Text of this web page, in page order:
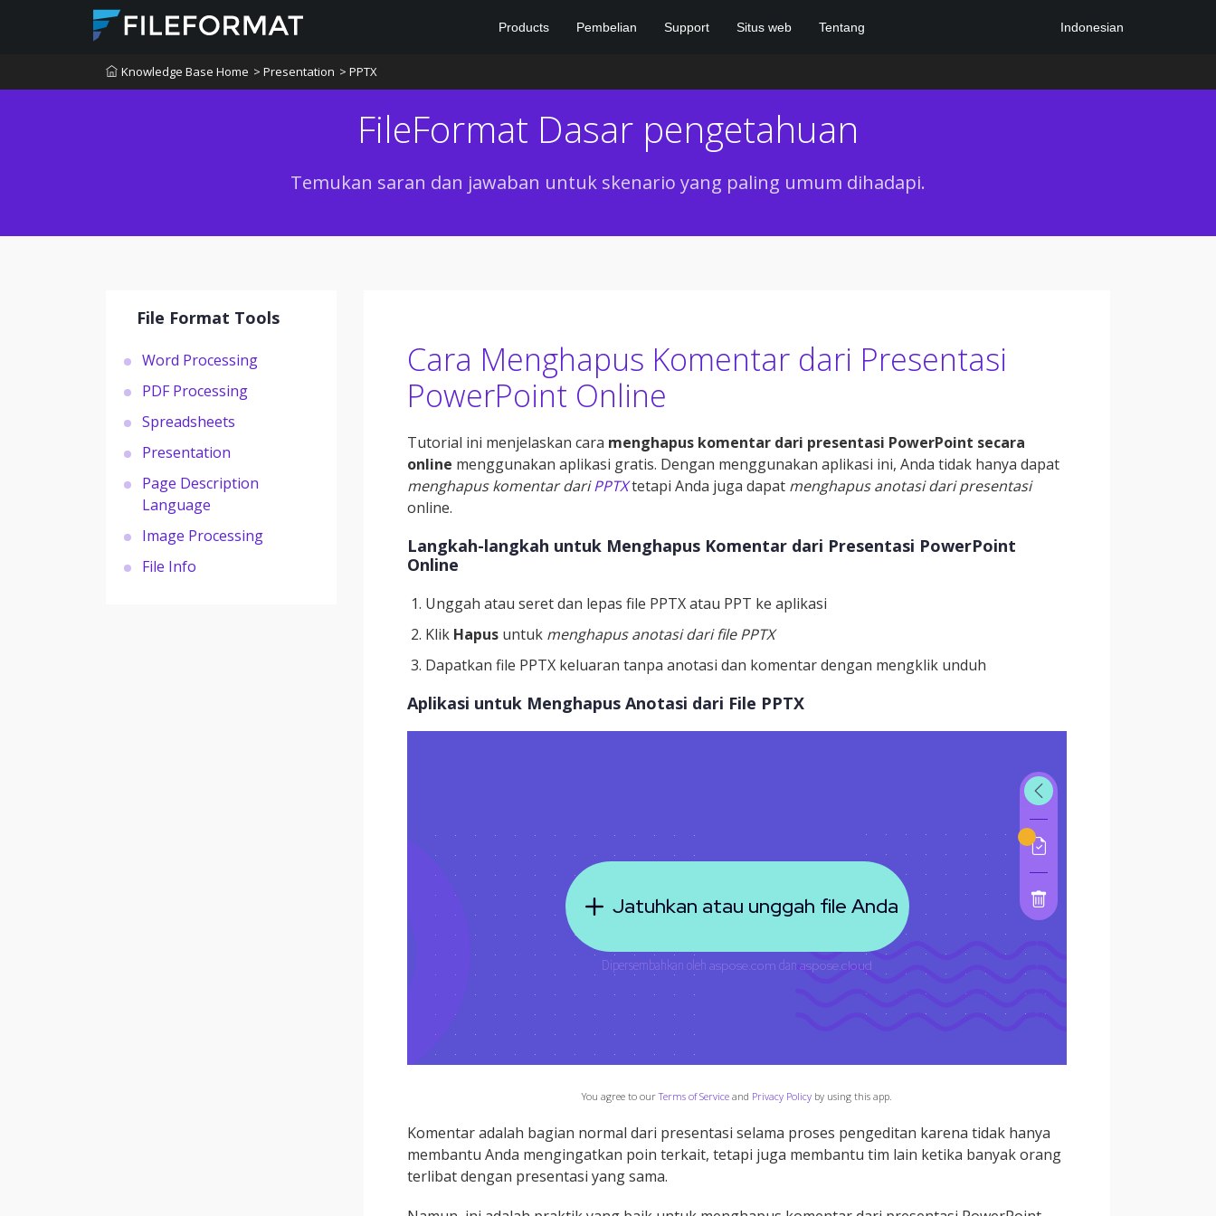
Products Pembelian Support Situs web Tentang Indonesian
Knowledge Base Home > Presentation > PPTX
FileFormat Dasar pengetahuan
Temukan saran dan jawaban untuk skenario yang paling umum dihadapi.
File Format Tools
Word Processing
PDF Processing
Spreadsheets
Presentation
Page Description
Language
Image Processing
File Info
Cara Menghapus Komentar dari Presentasi
PowerPoint Online
Tutorial ini menjelaskan cara menghapus komentar dari presentasi PowerPoint secara
online menggunakan aplikasi gratis. Dengan menggunakan aplikasi ini, Anda tidak hanya dapat
menghapus komentar dariPPTXtetapi Anda juga dapat menghapus anotasi dari presentasi
online.
Langkah-langkah untuk Menghapus Komentar dari Presentasi PowerPoint
Online
Unggah atau seret dan lepas file PPTX atau PPT ke aplikasi
Klik Hapus untuk menghapus anotasi dari file PPTX
Dapatkan file PPTX keluaran tanpa anotasi dan komentar dengan mengklik unduh
Aplikasi untuk Menghapus Anotasi dari File PPTX
You agree to ourTerms of Service and Privacy Policy by using this app.
Komentar adalah bagian normal dari presentasi selama proses pengeditan karena tidak hanya
membantu Anda mengingatkan poin terkait, tetapi juga membantu tim lain ketika banyak orang
terlibat dengan presentasi yang sama.